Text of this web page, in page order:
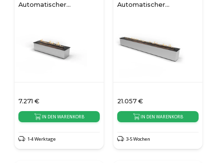
Automatischer
7.271 €
IN DEN WARENKORB
1-4 Werktage
Automatischer
21.057 €
IN DEN WARENKORB
3-5 Wochen